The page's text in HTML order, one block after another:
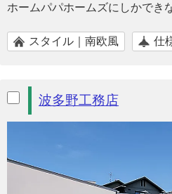
ホームパパホームズにしかでき
スタイル｜南欧風 仕
波多野工務店